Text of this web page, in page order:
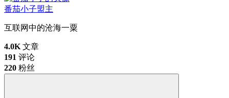
番茄小子盟主
互联网中的沧海一粟
4.0K 文章
191 评论
220 粉丝